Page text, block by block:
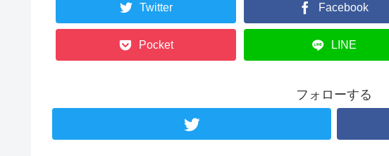
Twitter Facebook
Pocket LINE
フォローする